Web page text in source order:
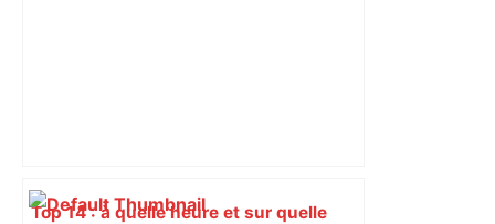
Top 14 : à quelle heure et sur quelle